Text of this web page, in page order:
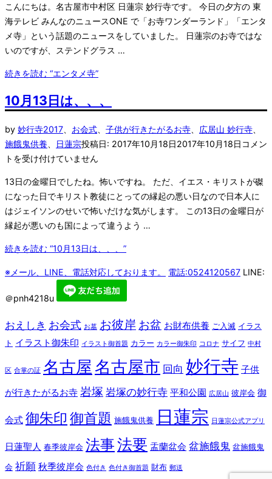
こんにちは。名古屋市中村区 日蓮宗 妙行寺です。 今日の夕方の 東
海テレビ みんなのニュースONE で「お寺ワンダーランド」「エンタ
メ寺」という話題のニュースをしていました。 日蓮宗のお寺ではな
いのですが、ステンドグラス …
続きを読む “エンタメ寺”
10月13日は、、、
by 妙行寺2017 お会式 子供が行きたがるお寺 広居山 妙行寺
施餓鬼供養
日蓮宗投稿日: 2017年10月18日2017年10月18日 コメン
トを受け付けていません
13日の金曜日でしたね。怖いですね。 ただ、イエス・キリストが磔
になった日でキリスト教徒にとっての縁起の悪い日なので日本人に
はジェイソンのせいで怖いだけな気がします。 この13日の金曜日が
縁起が悪いのも国によって違うよう …
続きを読む “10月13日は、、、”
※メール、LINE、電話対応しております。 電話:0524120567 LINE:
＠pnh4218u
おえしき お会式 お墓 お彼岸 お盆 お財布供養 ご入滅 イラス
ト イラスト御朱印 イラスト御首題 カラー カラー御朱印 コロナ サイフ 中村
区 合掌の証 名古屋名古屋市 回向 妙行寺 子供
が行きたがるお寺 岩塚 岩塚の妙行寺 平和公園 広居山 彼岸会 御
会式 御朱印 御首題 施餓鬼供養 日蓮宗 日蓮宗公式アプリ
日蓮聖人 春季彼岸会 法事法要 盂蘭盆会 盆施餓鬼 盆施餓鬼
会 祈願 秋季彼岸会 色付き 色付き御首題 財布 郵送